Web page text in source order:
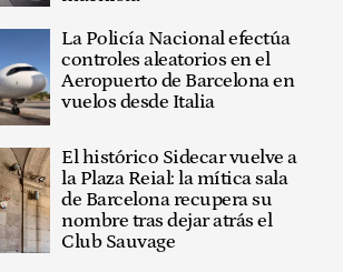
La Policía Nacional efectúa
controles aleatorios en el
Aeropuerto de Barcelona en
vuelos desde Italia
El histórico Sidecar vuelve a
la Plaza Reial: la mítica sala
de Barcelona recupera su
nombre tras dejar atrás el
Club Sauvage